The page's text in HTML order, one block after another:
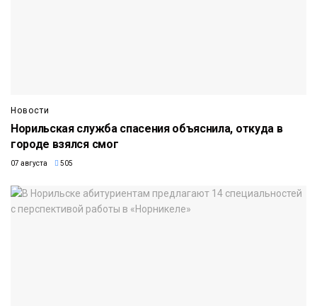
Новости
Норильская служба спасения объяснила, откуда в
городе взялся смог
07 августа 505